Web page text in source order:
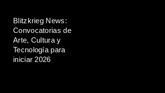
Blitzkrieg News:
Convocatorias de
Arte, Cultura y
Tecnología para
iniciar 2026